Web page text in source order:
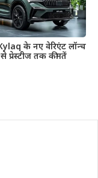
के नए वेरिएंट लॉन्च
प्रेस्टीज तक कीमतें